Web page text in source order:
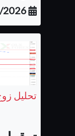
05/08/2026
تحليل